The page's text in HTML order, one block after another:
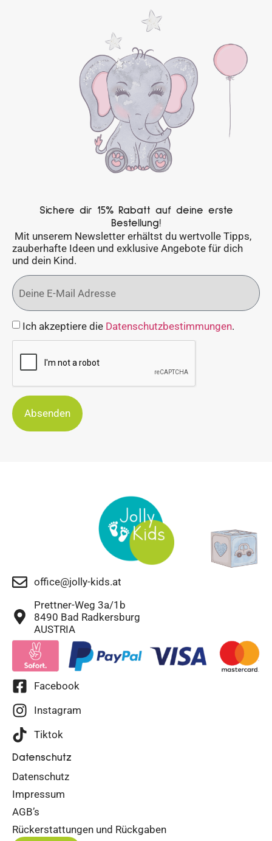
Sichere dir 15% Rabatt auf deine erste
Bestellung!
Mit unserem Newsletter erhältst du wertvolle Tipps,
zauberhafte Ideen und exklusive Angebote für dich
und dein Kind.
Ich akzeptiere die Datenschutzbestimmungen.
Absenden
office@jolly-kids.at
Prettner-Weg 3a/1b
8490 Bad Radkersburg
AUSTRIA
Facebook
Instagram
Tiktok
Datenschutz
Datenschutz
Impressum
AGB’s
Rückerstattungen und Rückgaben